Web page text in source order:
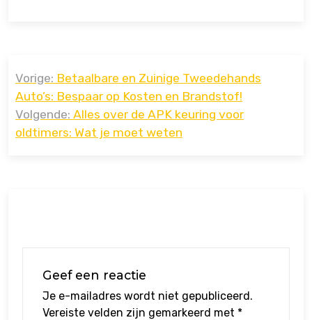
navigatie
Vorige: Betaalbare en Zuinige Tweedehands
Auto’s: Bespaar op Kosten en Brandstof!
Volgende: Alles over de APK keuring voor
oldtimers: Wat je moet weten
Geef een reactie
Je e-mailadres wordt niet gepubliceerd.
Vereiste velden zijn gemarkeerd met *